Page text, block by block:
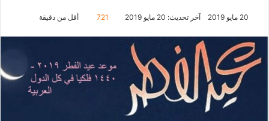
20 مايو 2019 آخر تحديث: 20 مايو 2019 721 أقل من دقيقة